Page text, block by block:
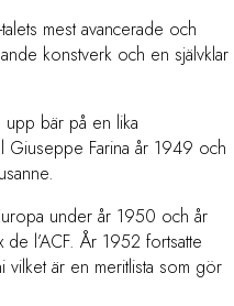
mest avancerade och
konstverk och en självklar
upp bär på en lika
Giuseppe Farina år 1949 och
under år 1950 och år
l’ACF. År 1952 fortsatte
vilket är en meritlista som gör